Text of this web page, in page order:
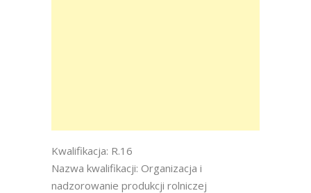
Kwalifikacja: R.16
Nazwa kwalifikacji: Organizacja i
nadzorowanie produkcji rolniczej